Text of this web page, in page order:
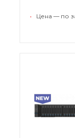
• Цена — по